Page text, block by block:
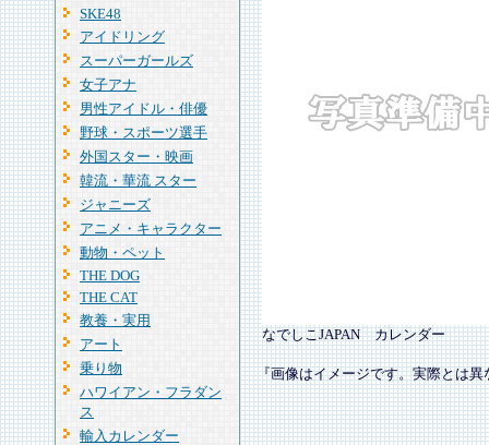
SKE48
アイドリング
スーパーガールズ
女子アナ
男性アイドル・俳優
野球・スポーツ選手
外国スター・映画
韓流・華流 スター
ジャニーズ
アニメ・キャラクター
動物・ペット
THE DOG
THE CAT
教養・実用
アート
乗り物
ハワイアン・フラダン
ス
輸入カレンダー
なでしこJAPAN カレンダー
『画像はイメージです。実際とは